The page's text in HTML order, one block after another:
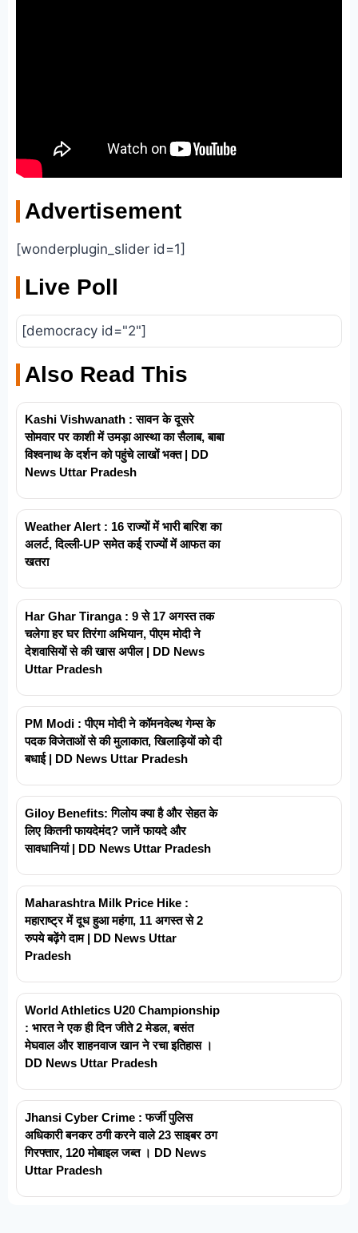
Advertisement
[wonderplugin_slider id=1]
Live Poll
[democracy id="2"]
Also Read This
Kashi Vishwanath : सावन के दूसरे
सोमवार पर काशी में उमड़ा आस्था का सैलाब, बाबा
विश्वनाथ के दर्शन को पहुंचे लाखों भक्त | DD
News Uttar Pradesh
Weather Alert : 16 राज्यों में भारी बारिश का
अलर्ट, दिल्ली-UP समेत कई राज्यों में आफत का
खतरा
Har Ghar Tiranga : 9 से 17 अगस्त तक
चलेगा हर घर तिरंगा अभियान, पीएम मोदी ने
देशवासियों से की खास अपील | DD News
Uttar Pradesh
PM Modi : पीएम मोदी ने कॉमनवेल्थ गेम्स के
पदक विजेताओं से की मुलाकात, खिलाड़ियों को दी
बधाई | DD News Uttar Pradesh
Giloy Benefits: गिलोय क्या है और सेहत के
लिए कितनी फायदेमंद? जानें फायदे और
सावधानियां | DD News Uttar Pradesh
Maharashtra Milk Price Hike :
महाराष्ट्र में दूध हुआ महंगा, 11 अगस्त से 2
रुपये बढ़ेंगे दाम | DD News Uttar
Pradesh
World Athletics U20 Championship
: भारत ने एक ही दिन जीते 2 मेडल, बसंत
मेघवाल और शाहनवाज खान ने रचा इतिहास ।
DD News Uttar Pradesh
Jhansi Cyber Crime : फर्जी पुलिस
अधिकारी बनकर ठगी करने वाले 23 साइबर ठग
गिरफ्तार, 120 मोबाइल जब्त । DD News
Uttar Pradesh